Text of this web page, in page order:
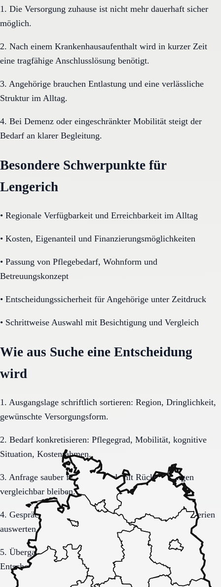
1. Die Versorgung zuhause ist nicht mehr dauerhaft sicher
möglich.
2. Nach einem Krankenhausaufenthalt wird in kurzer Zeit
eine tragfähige Anschlusslösung benötigt.
3. Angehörige brauchen Entlastung und eine verlässliche
Struktur im Alltag.
4. Bei Demenz oder eingeschränkter Mobilität steigt der
Bedarf an klarer Begleitung.
Besondere Schwerpunkte für
Lengerich
• Regionale Verfügbarkeit und Erreichbarkeit im Alltag
• Kosten, Eigenanteil und Finanzierungsmöglichkeiten
• Passung von Pflegebedarf, Wohnform und
Betreuungskonzept
• Entscheidungssicherheit für Angehörige unter Zeitdruck
• Schrittweise Auswahl mit Besichtigung und Vergleich
Wie aus Suche eine Entscheidung
wird
1. Ausgangslage schriftlich sortieren: Region, Dringlichkeit,
gewünschte Versorgungsform.
2. Bedarf konkretisieren: Pflegegrad, Mobilität, kognitive
Situation, Kostenrahmen.
3. Anfrage sauber formulieren, damit Rückmeldungen
vergleichbar bleiben.
4. Gespräche und Besichtigungen mit festen Muss-Kriterien
auswerten.
5. Übergang, Kommunikation und Kosten vor der
Entscheidung vollständig klären.